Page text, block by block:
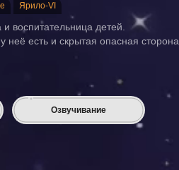
Ярило-VI
воспитательница детей.
есть и скрытая опасная сторона.
Озвучивание